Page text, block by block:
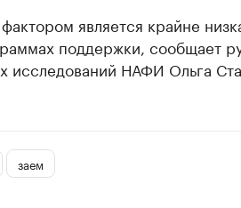
является крайне
поддержки, сообщает
исследований НАФИ Ольга
заем